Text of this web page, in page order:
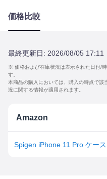
価格比較
最終更新日: 2026/08/05 17:11
※ 価格および在庫状況は表示された日付/
す。
本商品の購入においては、購入の時点で該
況に関する情報が適用されます。
Amazon